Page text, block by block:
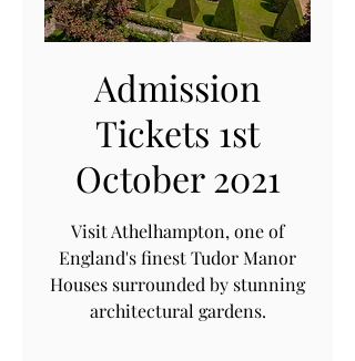
Admission
Tickets 1st
October 2021
Visit Athelhampton, one of
England's finest Tudor Manor
Houses surrounded by stunning
architectural gardens.